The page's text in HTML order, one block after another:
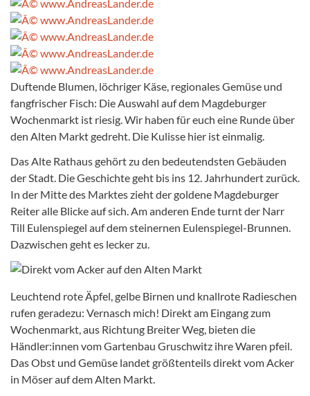
Duftende Blumen, löchriger Käse, regionales Gemüse und
fangfrischer Fisch: Die Auswahl auf dem Magdeburger
Wochenmarkt ist riesig. Wir haben für euch eine Runde über
den Alten Markt gedreht. Die Kulisse hier ist einmalig.
Das Alte Rathaus gehört zu den bedeutendsten Gebäuden
der Stadt. Die Geschichte geht bis ins 12. Jahrhundert zurück.
In der Mitte des Marktes zieht der goldene Magdeburger
Reiter alle Blicke auf sich. Am anderen Ende turnt der Narr
Till Eulenspiegel auf dem steinernen Eulenspiegel-Brunnen.
Dazwischen geht es lecker zu.
Leuchtend rote Äpfel, gelbe Birnen und knallrote Radieschen
rufen geradezu: Vernasch mich! Direkt am Eingang zum
Wochenmarkt, aus Richtung Breiter Weg, bieten die
Händler:innen vom Gartenbau Gruschwitz ihre Waren pfeil.
Das Obst und Gemüse landet größtenteils direkt vom Acker
in Möser auf dem Alten Markt.